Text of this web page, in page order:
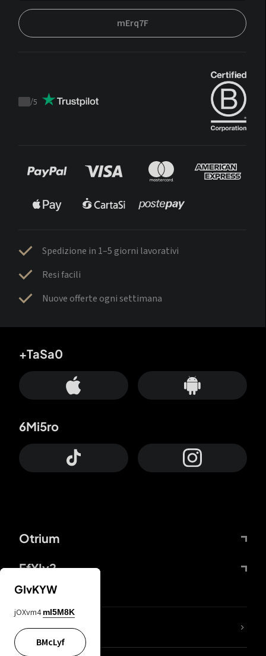
mErq7F
Trustpilot
/5
Spedizione in 1–5 giorni lavorativi
Resi facili
Nuove offerte ogni settimana
Otrium
FfYIy2
+TaSa0
6Mi5ro
Lj7sBL
GIvKYW
jOXvm4 mI5M8K
BMcLyf